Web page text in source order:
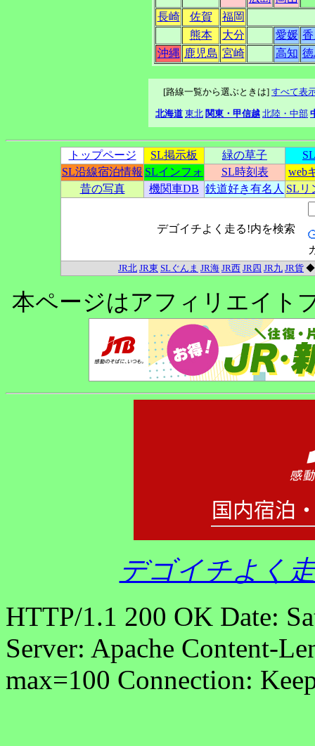
長崎
佐賀
福岡
熊本
大分 愛媛
沖縄 鹿児島 宮崎 高知
[路線一覧から選ぶときは] すべて表
北海道 東北 関東・甲信越 北陸・中部
トップページ SL掲示板 緑の草子
SL沿線宿泊情報 SLインフォ SL時刻表
web
昔の写真
機関車DB 鉄道好き有名人 SLリ
デゴイチよく走る!内を検索
JR北 JR東 SLぐんま JR海 JR西 JR四 JR九 JR貨
本ページはアフィリエイト
デゴイチよく
HTTP/1.1 200 OK Date:
Server: Apache Content-
max=100 Connection: